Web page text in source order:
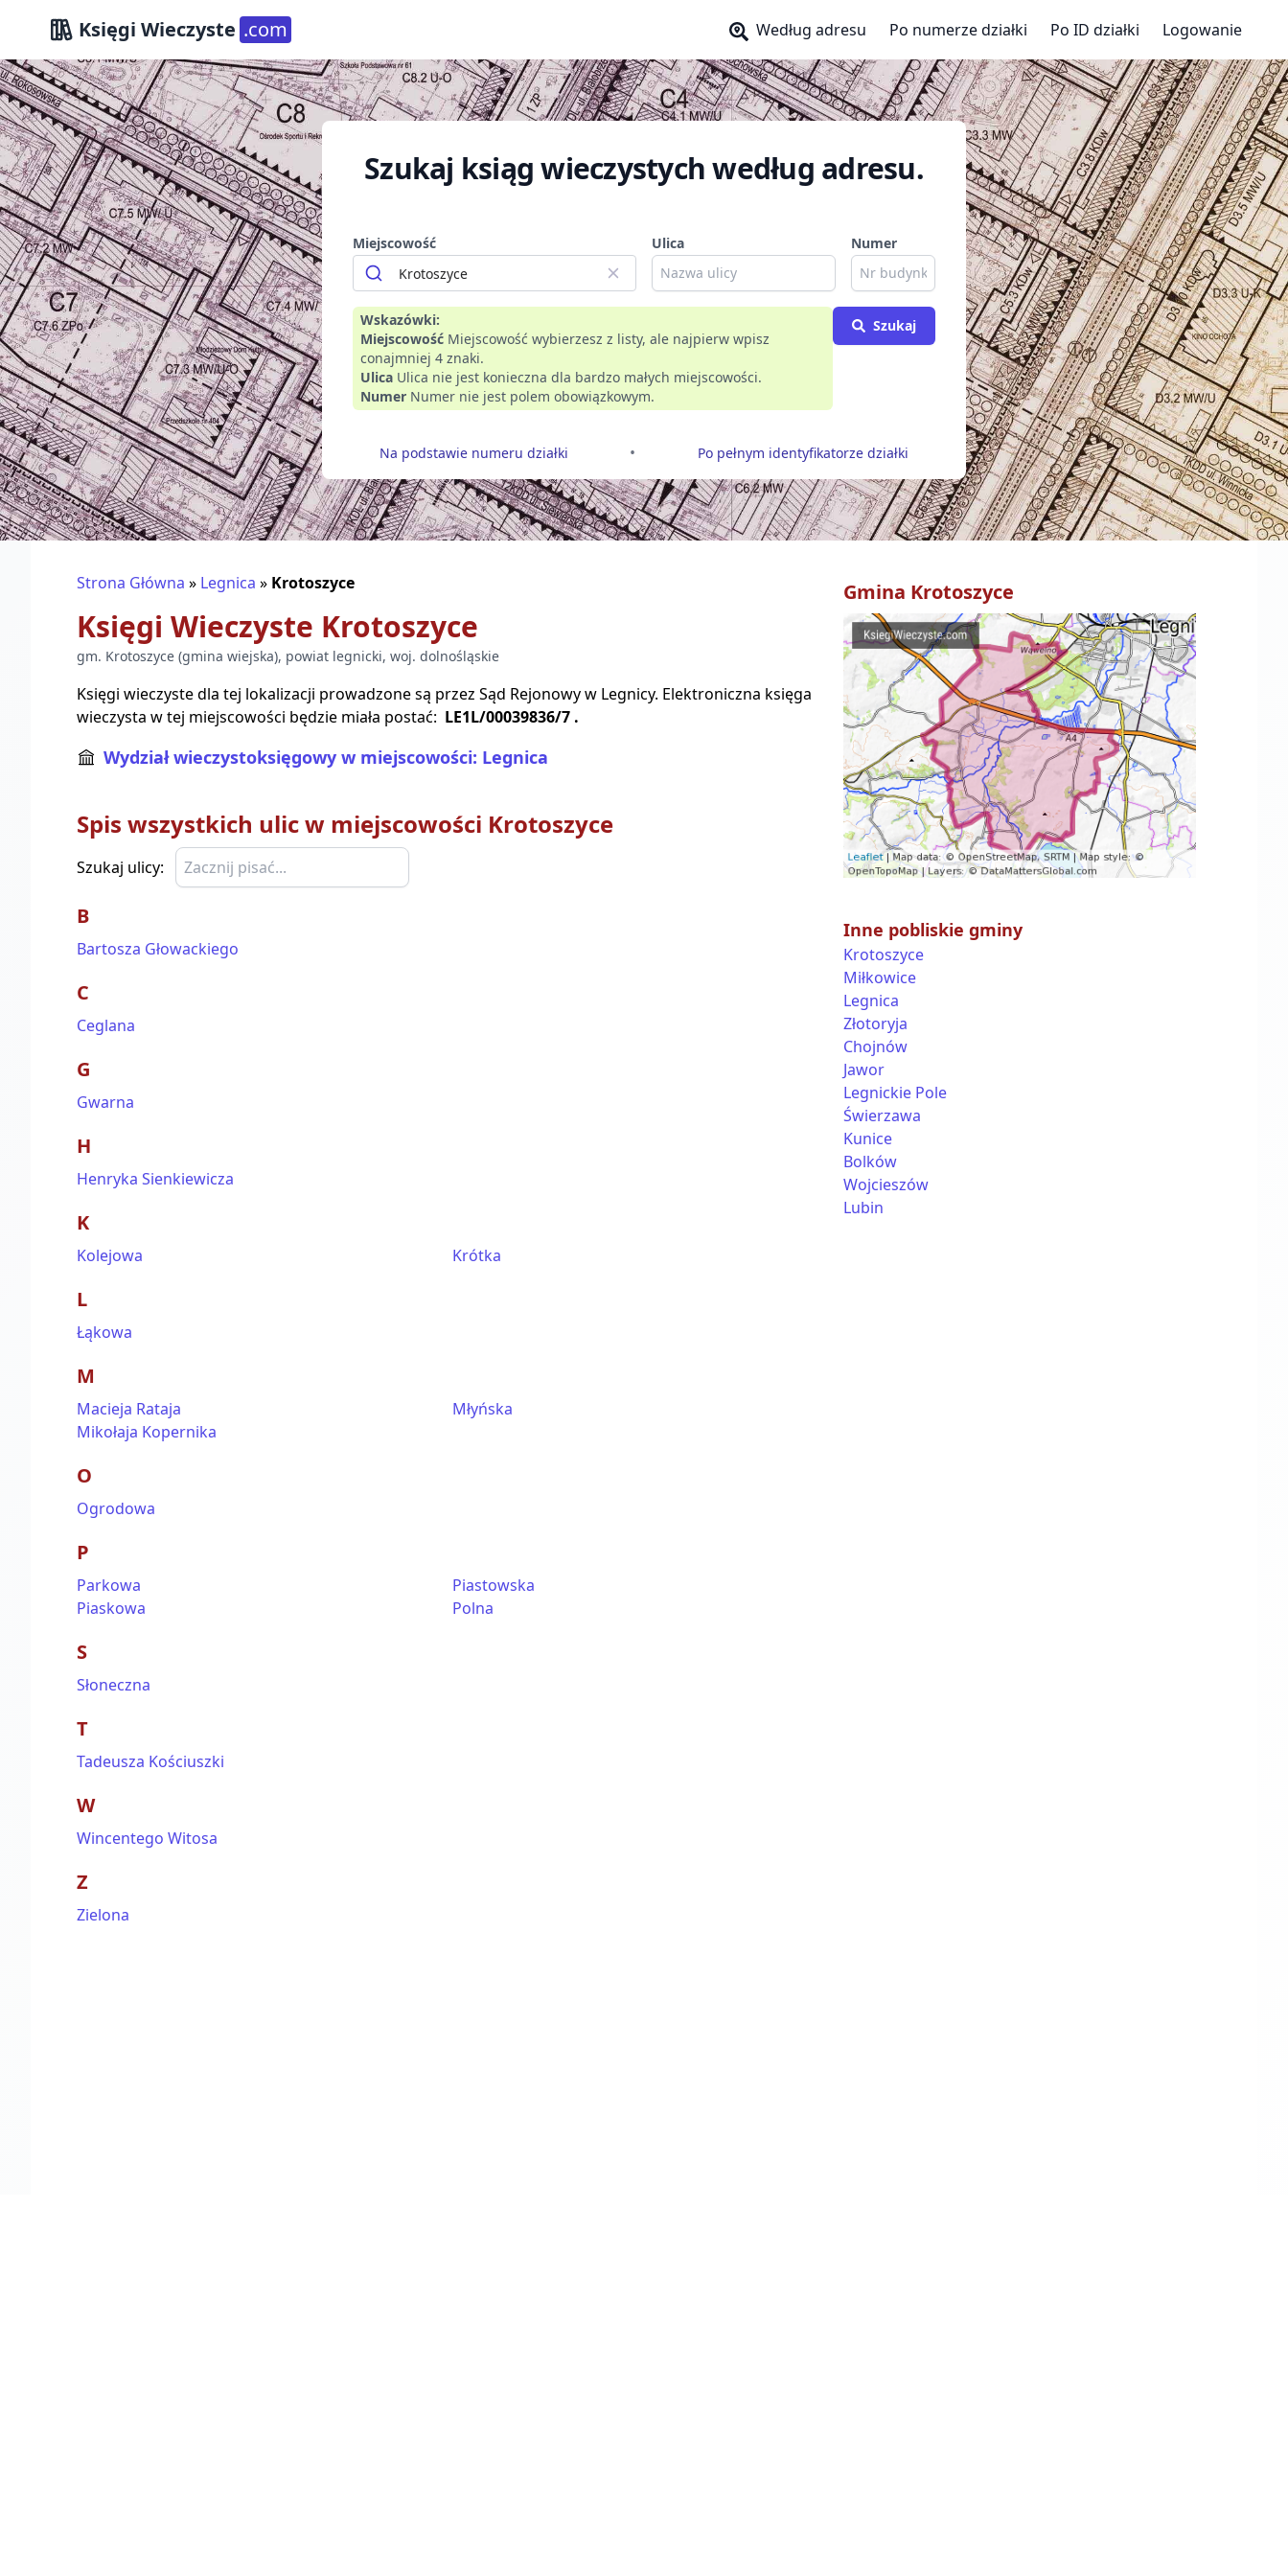
Księgi Wieczyste .com Według adresu Po numerze działki Po ID działki Logowanie
Szukaj ksiąg wieczystych według adresu.
Miejscowość Ulica Numer
Wskazówki:
Miejscowość Miejscowość wybierzesz z listy, ale najpierw wpisz
conajmniej 4 znaki.
Ulica Ulica nie jest konieczna dla bardzo małych miejscowości.
Numer Numer nie jest polem obowiązkowym.
Szukaj
Na podstawie numeru działki • Po pełnym identyfikatorze działki
Strona Główna » Legnica » Krotoszyce
Księgi Wieczyste Krotoszyce
gm. Krotoszyce (gmina wiejska), powiat legnicki, woj. dolnośląskie
Księgi wieczyste dla tej lokalizacji prowadzone są przez Sąd Rejonowy w Legnicy. Elektroniczna księga
wieczysta w tej miejscowości będzie miała postać: LE1L/00039836/7 .
Wydział wieczystoksięgowy w miejscowości: Legnica
Spis wszystkich ulic w miejscowości Krotoszyce
Szukaj ulicy:
B
Bartosza Głowackiego
C
Ceglana
G
Gwarna
H
Henryka Sienkiewicza
K
Kolejowa Krótka
L
Łąkowa
M
Macieja Rataja
Mikołaja Kopernika
Młyńska
O
Ogrodowa
P
Parkowa
Piaskowa
Piastowska
Polna
S
Słoneczna
T
Tadeusza Kościuszki
W
Wincentego Witosa
Z
Zielona
Gmina Krotoszyce
Inne pobliskie gminy
Krotoszyce
Miłkowice
Legnica
Złotoryja
Chojnów
Jawor
Legnickie Pole
Świerzawa
Kunice
Bolków
Wojcieszów
Lubin